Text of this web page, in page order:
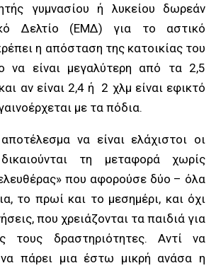
γυμνασίου ή λυκείου δωρεάν
Δελτίο (ΕΜΔ) για το αστικό
η απόσταση της κατοικίας του
να είναι μεγαλύτερη από τα 2,5
αν είναι 2,4 ή 2 χλμ είναι εφικτό
με τα πόδια.
να είναι ελάχιστοι οι
τη μεταφορά χωρίς
που αφορούσε δύο – όλα
το πρωί και το μεσημέρι, και όχι
που χρειάζονται τα παιδιά για
τους δραστηριότητες. Αντί να
να πάρει μια έστω μικρή ανάσα η